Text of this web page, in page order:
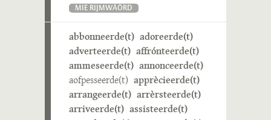
MIE RIJMWÄÖRD
abbonneerde(t) adoreerde(t)
adverteerde(t) affrónteerde(t)
ammeseerde(t) annonceerde(t)
aofpesseerde(t) apprècieerde(t)
arrangeerde(t) arrèrsteerde(t)
arriveerde(t) assisteerde(t)